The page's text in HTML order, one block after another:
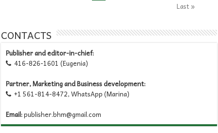
Last »
CONTACTS
Publisher and editor-in-chief:
 416-826-1601 (Eugenia)
Partner, Marketing and Business development:
 +1 561-814-8472, WhatsApp (Marina)
Email:publisher.bhm@gmail.com